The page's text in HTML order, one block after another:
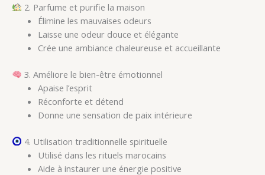
2. Parfume et purifie la maison
Élimine les mauvaises odeurs
Laisse une odeur douce et élégante
Crée une ambiance chaleureuse et accueillante
3. Améliore le bien-être émotionnel
Apaise l’esprit
Réconforte et détend
Donne une sensation de paix intérieure
4. Utilisation traditionnelle spirituelle
Utilisé dans les rituels marocains
Aide à instaurer une énergie positive